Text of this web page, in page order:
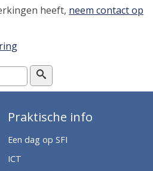
heeft, neem contact op
Praktische info
Een dag op SFI
ICT